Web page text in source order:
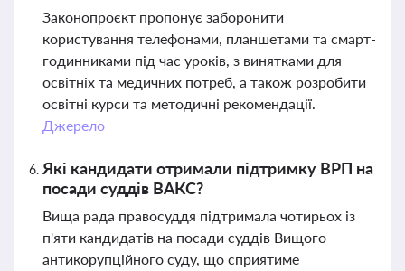
Законопроєкт пропонує заборонити
користування телефонами, планшетами та смарт-
годинниками під час уроків, з винятками для
освітніх та медичних потреб, а також розробити
освітні курси та методичні рекомендації.
Джерело
Які кандидати отримали підтримку ВРП на
посади суддів ВАКС?
Вища рада правосуддя підтримала чотирьох із
п'яти кандидатів на посади суддів Вищого
антикорупційного суду, що сприятиме